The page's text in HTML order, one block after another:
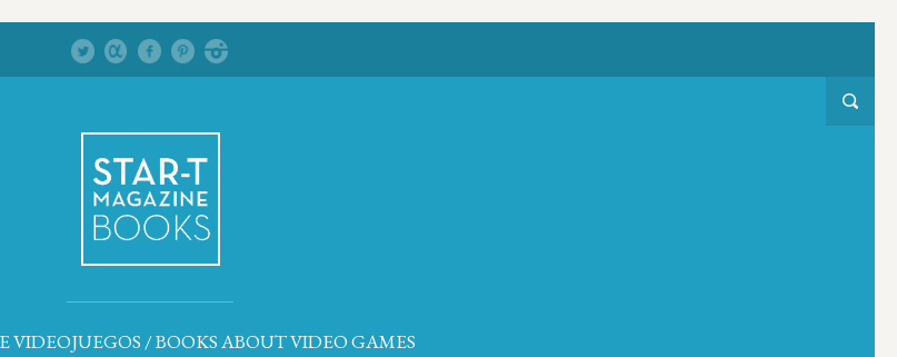
VIDEOJUEGOS / BOOKS ABOUT VIDEO GAMES